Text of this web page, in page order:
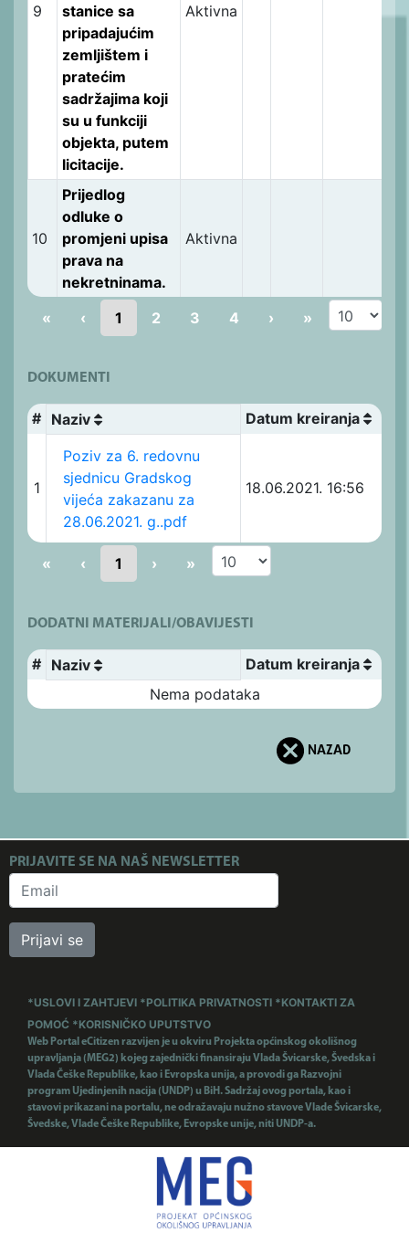
9
stanice sa
pripadajućim
zemljištem i
pratećim
sadržajima koji
su u funkciji
objekta, putem
licitacije.
Aktivna
10
Prijedlog
odluke o
promjeni upisa
prava na
nekretninama.
Aktivna
« ‹ 1 2 3 4 › »
DOKUMENTI
# Naziv Datum kreiranja
1
Poziv za 6. redovnu
sjednicu Gradskog
vijeća zakazanu za
28.06.2021. g..pdf
18.06.2021. 16:56
« ‹ 1 › »
DODATNI MATERIJALI/OBAVIJESTI
# Naziv
Datum kreiranja
Nema podataka
NAZAD
PRIJAVITE SE NA NAŠ NEWSLETTER
Prijavi se
*USLOVI I ZAHTJEVI *POLITIKA PRIVATNOSTI *KONTAKTI ZA
POMOĆ *KORISNIČKO UPUTSTVO
Web Portal eCitizen razvijen je u okviru Projekta općinskog okolišnog
upravljanja (MEG2) kojeg zajednički finansiraju Vlada Švicarske, Švedska i
Vlada Češke Republike, kao i Evropska unija, a provodi ga Razvojni
program Ujedinjenih nacija (UNDP) u BiH. Sadržaj ovog portala, kao i
stavovi prikazani na portalu, ne odražavaju nužno stavove Vlade Švicarske,
Švedske, Vlade Češke Republike, Evropske unije, niti UNDP-a.